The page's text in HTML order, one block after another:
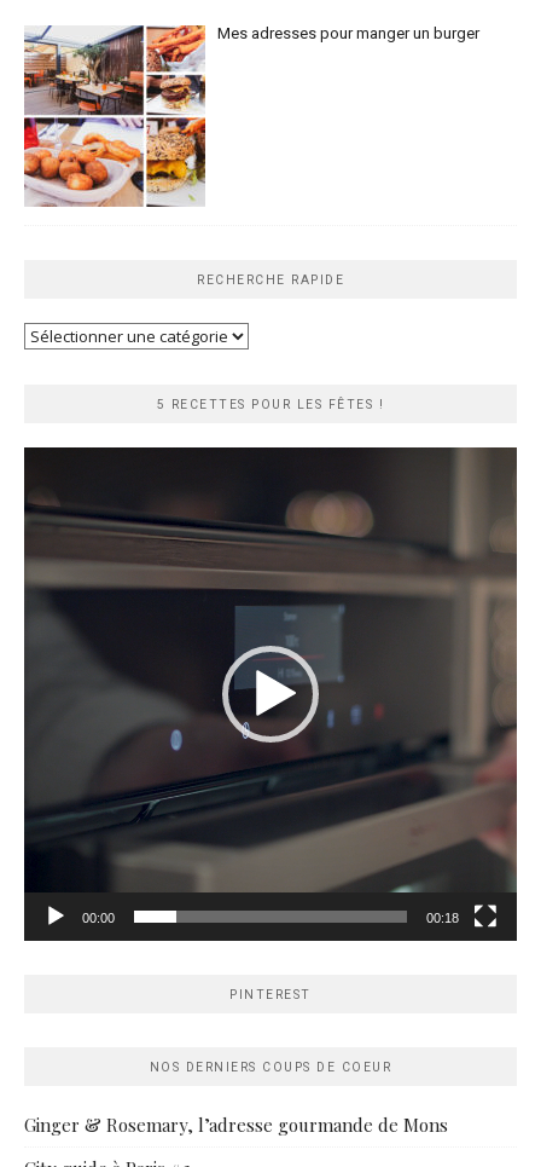
Mes adresses pour manger un burger
RECHERCHE RAPIDE
Recherche
5 RECETTES POUR LES FÊTES !
00:00 00:18
PINTEREST
NOS DERNIERS COUPS DE COEUR
Ginger & Rosemary, l’adresse gourmande de Mons